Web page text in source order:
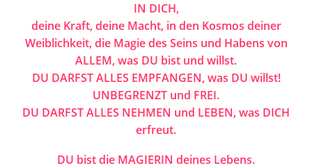
IN DICH,
deine Kraft, deine Macht, in den Kosmos deiner
Weiblichkeit, die Magie des Seins und Habens von
ALLEM, was DU bist und willst.
DU DARFST ALLES EMPFANGEN, was DU willst!
UNBEGRENZT und FREI.
DU DARFST ALLES NEHMEN und LEBEN, was DICH
erfreut.
DU bist die MAGIERIN deines Lebens.